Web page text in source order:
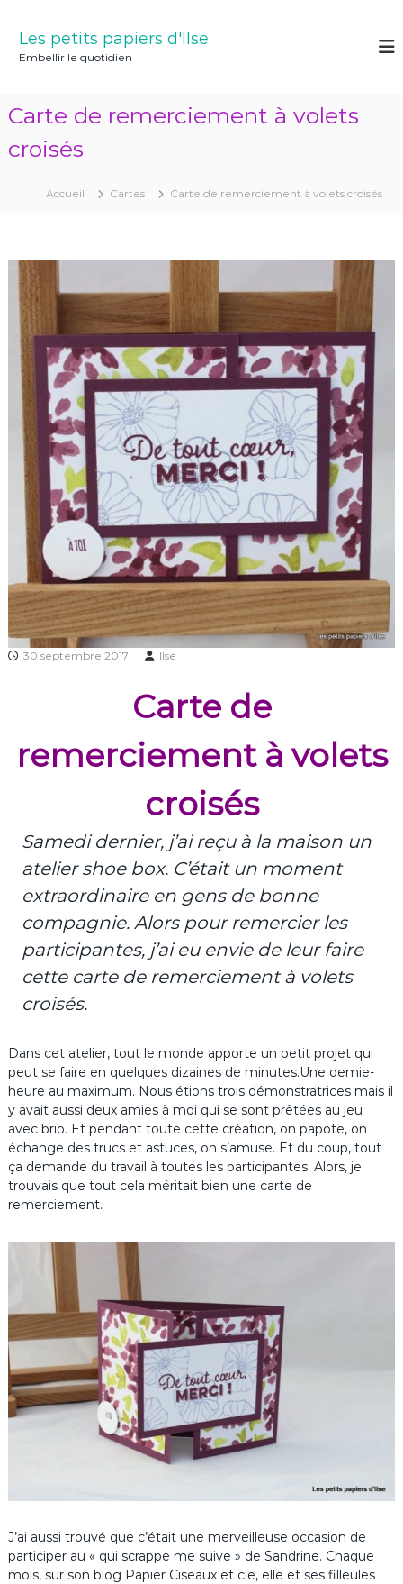
Les petits papiers d'Ilse
Embellir le quotidien
Carte de remerciement à volets
croisés
Accueil Cartes Carte de remerciement à volets croisés
30 septembre 2017 Ilse
Carte de
remerciement à volets
croisés
Samedi dernier, j’ai reçu à la maison un
atelier shoe box. C’était un moment
extraordinaire en gens de bonne
compagnie. Alors pour remercier les
participantes, j’ai eu envie de leur faire
cette carte de remerciement à volets
croisés.
Dans cet atelier, tout le monde apporte un petit projet qui
peut se faire en quelques dizaines de minutes.Une demie-
heure au maximum. Nous étions trois démonstratrices mais il
y avait aussi deux amies à moi qui se sont prêtées au jeu
avec brio. Et pendant toute cette création, on papote, on
échange des trucs et astuces, on s’amuse. Et du coup, tout
ça demande du travail à toutes les participantes. Alors, je
trouvais que tout cela méritait bien une carte de
remerciement.
J’ai aussi trouvé que c’était une merveilleuse occasion de
participer au « qui scrappe me suive » de Sandrine. Chaque
mois, sur son blog Papier Ciseaux et cie, elle et ses filleules